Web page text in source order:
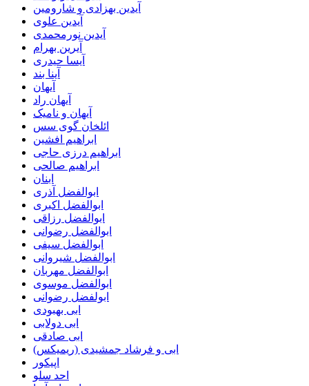
آیدین بهزادی و شارومین
آیدین علوی
آیدین نورمحمدی
آیرین بهرام
آیسا حیدری
آینا بند
آیهان
آیهان راد
آیهان و نامیک
ائلخان گوی سس
ابراهیم افشین
ابراهیم درزی حاجی
ابراهیم صالحی
ابنان
ابوالفضل آذری
ابوالفضل اکبری
ابوالفضل رزاقی
ابوالفضل رضوانی
ابوالفضل سیفی
ابوالفضل شیروانی
ابوالفضل مهربان
ابوالفضل موسوی
ابولفضل رضوانی
ابی بهبودی
ابی دولابی
ابی صادقی
ابی و فرشاد جمشیدی (ریمیکس)
اپیکور
احد سلو